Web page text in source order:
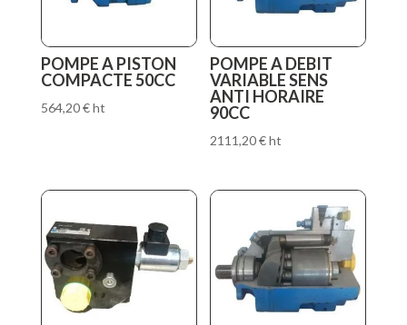
POMPE A PISTON
COMPACTE 50CC
564,20€ht
POMPE A DEBIT
VARIABLE SENS
ANTI HORAIRE
90CC
2111,20€ht